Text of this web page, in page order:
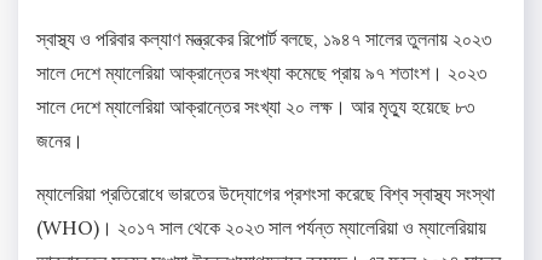
স্বাস্থ্য ও পরিবার কল্যাণ মন্ত্রকের রিপোর্ট বলছে, ১৯৪৭ সালের তুলনায় ২০২৩
সালে দেশে ম্যালেরিয়া আক্রান্তের সংখ্যা কমেছে প্রায় ৯৭ শতাংশ। ২০২৩
সালে দেশে ম্যালেরিয়া আক্রান্তের সংখ্যা ২০ লক্ষ। আর মৃত্যু হয়েছে ৮৩
জনের।
ম্যালেরিয়া প্রতিরোধে ভারতের উদ্যোগের প্রশংসা করেছে বিশ্ব স্বাস্থ্য সংস্থা
(WHO)। ২০১৭ সাল থেকে ২০২৩ সাল পর্যন্ত ম্যালেরিয়া ও ম্যালেরিয়ায়